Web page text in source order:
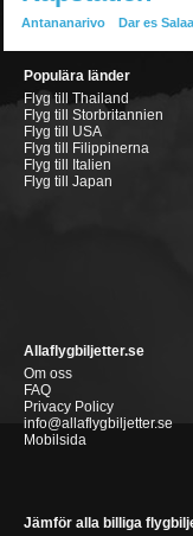
Antananarivo Dar es
Populära länder
Flyg till Thailand
Flyg till Storbritannien
Flyg till USA
Flyg till Filippinerna
Flyg till Italien
Flyg till Japan
Allaflygbiljetter.se
Om oss
FAQ
Privacy Policy
info@allaflygbiljetter.se
Mobilsida
Jämför alla billiga